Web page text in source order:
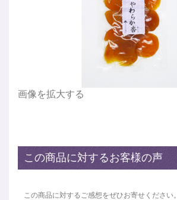
画像を拡大する
この商品に対するお客様の声
この商品に対するご感想をぜひお寄せください。